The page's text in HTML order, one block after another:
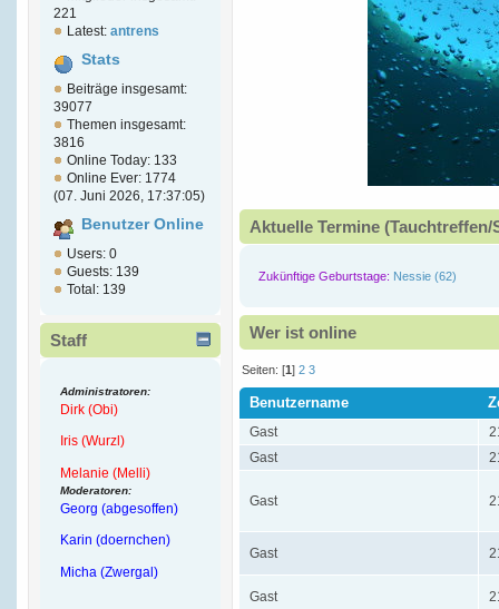
221
Latest: antrens
Stats
Beiträge insgesamt:
39077
Themen insgesamt:
3816
Online Today: 133
Online Ever: 1774
(07. Juni 2026, 17:37:05)
Benutzer Online
Users: 0
Guests: 139
Total: 139
Staff
Administratoren:
Dirk (Obi)
Iris (Wurzl)
Melanie (Melli)
Moderatoren:
Georg (abgesoffen)
Karin (doernchen)
Micha (Zwergal)
Aktuelle Termine
Zukünftige Geburtstage: Nessie (62)
Wer ist online
Seiten: [1]2 3
Benutzername
Gast
Gast
Gast
Gast
Gast